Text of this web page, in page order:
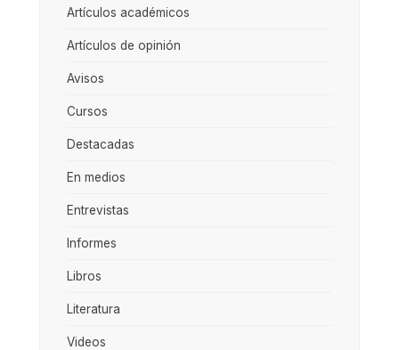
Artículos académicos
Artículos de opinión
Avisos
Cursos
Destacadas
En medios
Entrevistas
Informes
Libros
Literatura
Videos